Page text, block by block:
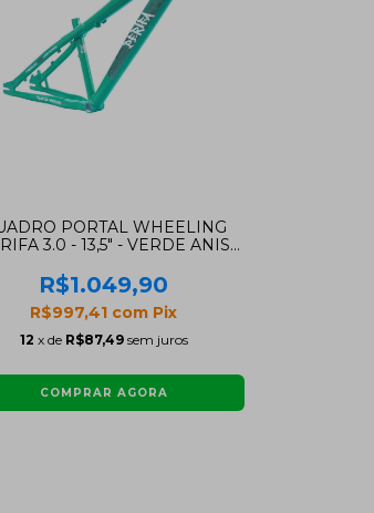
PORTAL WHEELING
3.0 - 13,5" - VERDE ANIS
R$1.049,90
R$997,41 com Pix
12 x de R$87,49 sem juros
COMPRAR AGORA